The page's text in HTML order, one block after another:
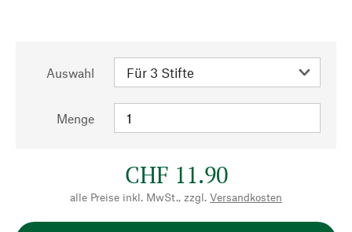
Auswahl
Menge
CHF 11.90
alle Preise inkl. MwSt., zzgl. Versandkosten